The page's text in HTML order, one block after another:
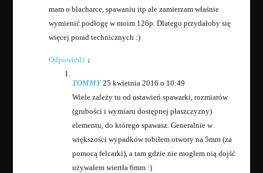
mam o blacharce, spawaniu itp ale zamierzam właśnie
wymienić podłogę w moim 126p. Dlatego przydałoby się
więcej porad technicznych :)
Odpowiedz ↓
TOMMY 25 kwietnia 2016 o 10:49
Wiele zależy tu od ustawień spawarki, rozmiarów
(grubości i wymiaru dostępnej płaszczyzny)
elementu, do którego spawasz. Generalnie w
większości wypadków robiłem otwory na 5mm (za
pomocą felcarki), a tam gdzie nie mogłem nią dojść
używałem wiertła 6mm :)